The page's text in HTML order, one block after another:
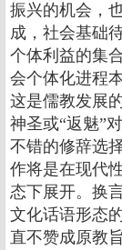
振兴的机会，
成，社会基础
个体利益的集
会个体化进程
这是儒教发展
神圣或“返魅”
不错的修辞选
作将是在现代
态下展开。换
文化话语形态
直不赞成原教